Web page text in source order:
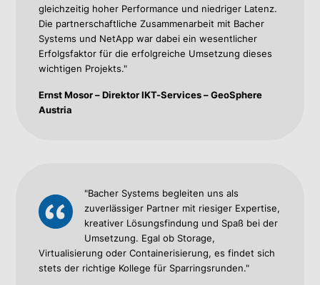
gleichzeitig hoher Performance und niedriger Latenz.
Die partnerschaftliche Zusammenarbeit mit Bacher
Systems und NetApp war dabei ein wesentlicher
Erfolgsfaktor für die erfolgreiche Umsetzung dieses
wichtigen Projekts."
Ernst Mosor – Direktor IKT-Services – GeoSphere
Austria
"Bacher Systems begleiten uns als
zuverlässiger Partner mit riesiger Expertise,
kreativer Lösungsfindung und Spaß bei der
Umsetzung. Egal ob Storage,
Virtualisierung oder Containerisierung, es findet sich
stets der richtige Kollege für Sparringsrunden."